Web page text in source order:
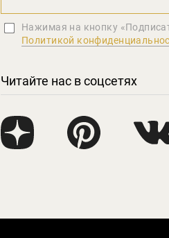
Нажимая на кнопку
Политикой
Читайте нас в соцсетях